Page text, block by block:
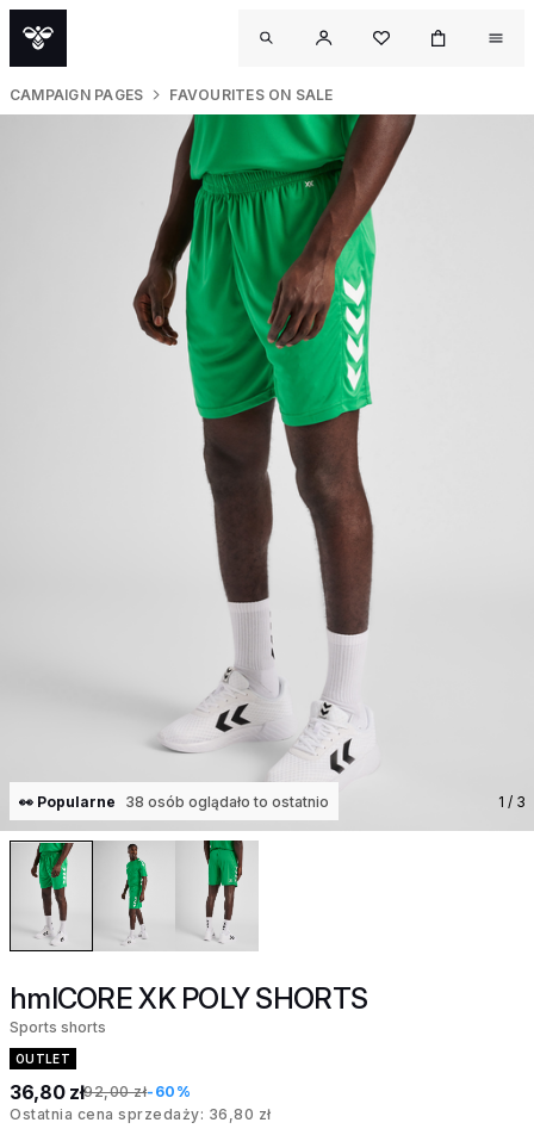
CAMPAIGN PAGES FAVOURITES ON SALE
👀 Popularne 38 osób oglądało to ostatnio 1 / 3
hmlCORE XK POLY SHORTS
Sports shorts
OUTLET
36,80 zł92,00 zł-60%
Ostatnia cena sprzedaży: 36,80 zł